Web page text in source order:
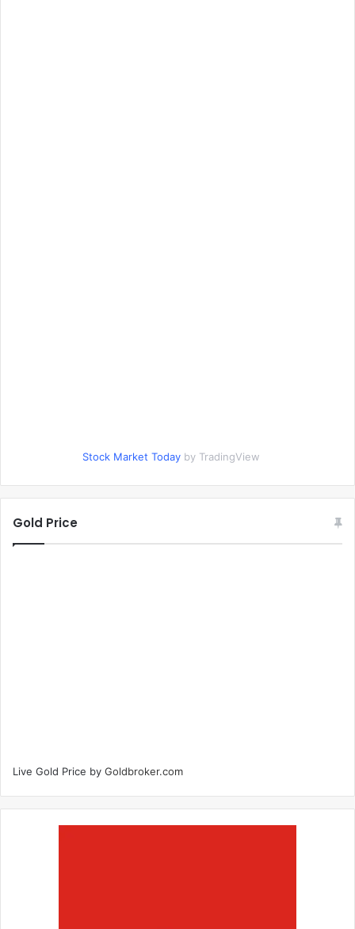
Stock Market Today by TradingView
Gold Price
Live Gold Price by Goldbroker.com